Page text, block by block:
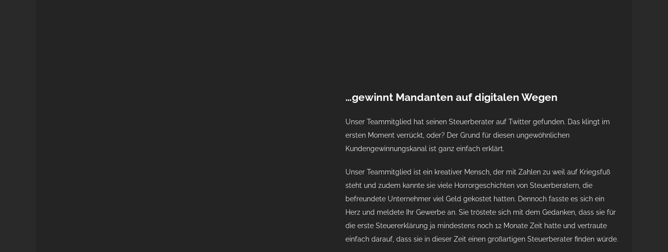
…gewinnt Mandanten auf digitalen Wegen
Unser Teammitglied hat seinen Steuerberater auf Twitter gefunden. Das klingt im
ersten Moment verrückt, oder? Der Grund für diesen ungewöhnlichen
Kundengewinnungskanal ist ganz einfach erklärt.
Unser Teammitglied ist ein kreativer Mensch, der mit Zahlen zu weil auf Kriegsfuß
steht und zudem kannte sie viele Horrorgeschichten von Steuerberatern, die
befreundete Unternehmer viel Geld gekostet hatten. Dennoch fasste es sich ein
Herz und meldete Ihr Gewerbe an. Sie tröstete sich mit dem Gedanken, dass sie für
die erste Steuererklärung ja mindestens noch 12 Monate Zeit hatte und vertraute
einfach darauf, dass sie in dieser Zeit einen großartigen Steuerberater finden würde.